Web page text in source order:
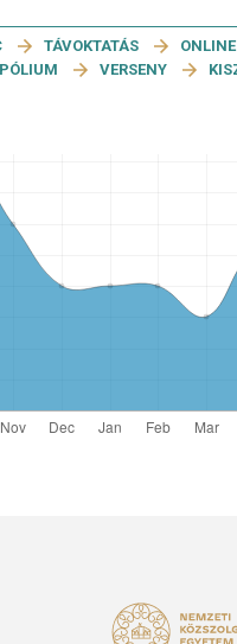
TÁVOKTATÁS ONLINE
VERSENY